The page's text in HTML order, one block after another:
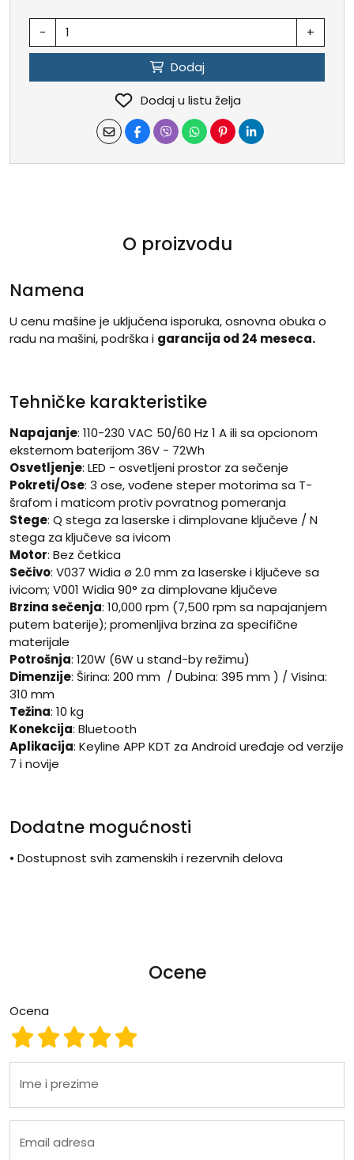
- +
Dodaj
Dodaj u listu želja
O proizvodu
Namena
U cenu mašine je uključena isporuka, osnovna obuka o
radu na mašini, podrška i garancija od 24 meseca.
Tehničke karakteristike
Napajanje: 110-230 VAC 50/60 Hz 1 A ili sa opcionom
eksternom baterijom 36V - 72Wh
Osvetljenje: LED - osvetljeni prostor za sečenje
Pokreti/Ose: 3 ose, vođene steper motorima sa T-
šrafom i maticom protiv povratnog pomeranja
Stege: Q stega za laserske i dimplovane ključeve / N
stega za ključeve sa ivicom
Motor: Bez četkica
Sečivo: V037 Widia ø 2.0 mm za laserske i ključeve sa
ivicom; V001 Widia 90° za dimplovane ključeve
Brzina sečenja: 10,000 rpm (7,500 rpm sa napajanjem
putem baterije); promenljiva brzina za specifične
materijale
Potrošnja: 120W (6W u stand-by režimu)
Dimenzije: Širina: 200 mm / Dubina: 395 mm ) / Visina:
310 mm
Težina: 10 kg
Konekcija: Bluetooth
Aplikacija: Keyline APP KDT za Android uređaje od verzije
7 i novije
Dodatne mogućnosti
• Dostupnost svih zamenskih i rezervnih delova
Ocene
Ocena
Ocena 5
Ocena 4
Ocena 3
Ocena 2
Ocena 1
Ime i prezime
Email adresa